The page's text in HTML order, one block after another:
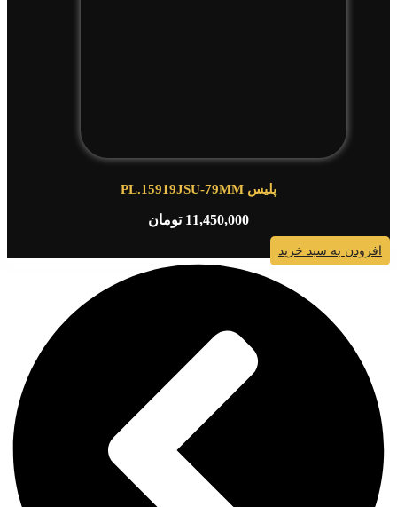
پلیس PL.15919JSU-79MM
11,450,000 تومان
افزودن به سبد خرید